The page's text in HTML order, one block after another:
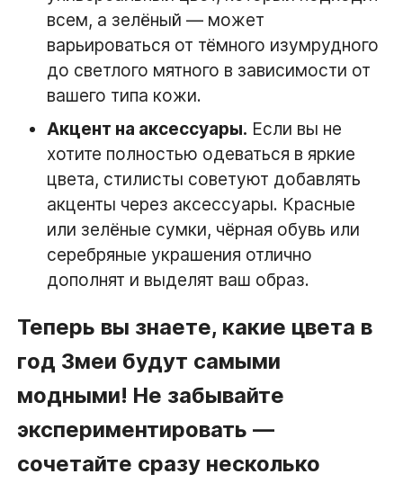
всем, а зелёный — может
варьироваться от тёмного изумрудного
до светлого мятного в зависимости от
вашего типа кожи.
Акцент на аксессуары. Если вы не
хотите полностью одеваться в яркие
цвета, стилисты советуют добавлять
акценты через аксессуары. Красные
или зелёные сумки, чёрная обувь или
серебряные украшения отлично
дополнят и выделят ваш образ.
Теперь вы знаете, какие цвета в
год Змеи будут самыми
модными! Не забывайте
экспериментировать —
сочетайте сразу несколько